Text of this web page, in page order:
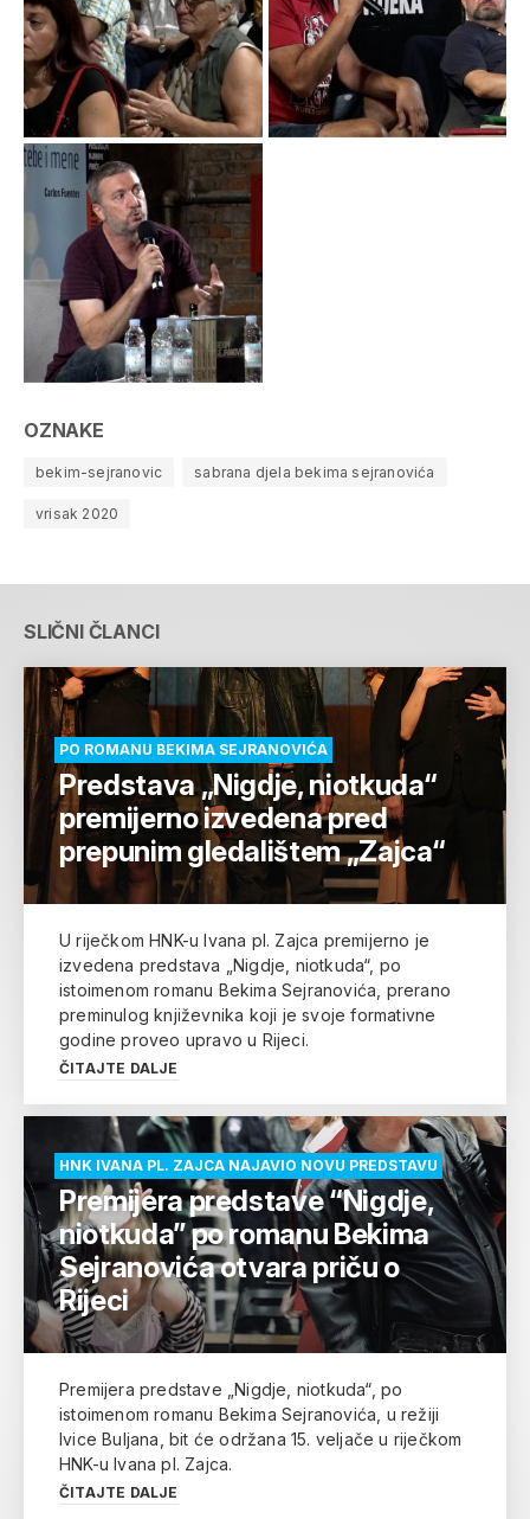
OZNAKE
bekim-sejranovic sabrana djela bekima sejranovića
vrisak 2020
SLIČNI ČLANCI
PO ROMANU BEKIMA SEJRANOVIĆA
Predstava „Nigdje, niotkuda“
premijerno izvedena pred
prepunim gledalištem „Zajca“
U riječkom HNK-u Ivana pl. Zajca premijerno je
izvedena predstava „Nigdje, niotkuda“, po
istoimenom romanu Bekima Sejranovića, prerano
preminulog književnika koji je svoje formativne
godine proveo upravo u Rijeci.
ČITAJTE DALJE
HNK IVANA PL. ZAJCA NAJAVIO NOVU PREDSTAVU
Premijera predstave “Nigdje,
niotkuda” po romanu Bekima
Sejranovića otvara priču o
Rijeci
Premijera predstave „Nigdje, niotkuda“, po
istoimenom romanu Bekima Sejranovića, u režiji
Ivice Buljana, bit će održana 15. veljače u riječkom
HNK-u Ivana pl. Zajca.
ČITAJTE DALJE